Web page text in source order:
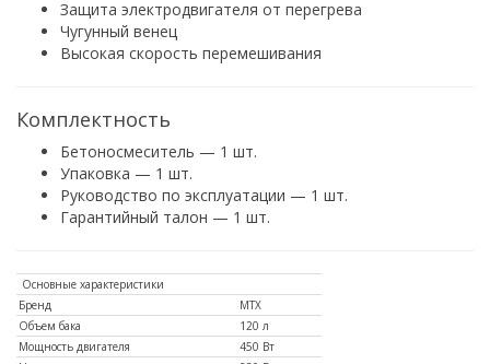
Защита электродвигателя от перегрева
Чугунный венец
Высокая скорость перемешивания
Комплектность
Бетоносмеситель — 1 шт.
Упаковка — 1 шт.
Руководство по эксплуатации — 1 шт.
Гарантийный талон — 1 шт.
Основные характеристики
Бренд
MTX
Объем бака
120 л
Мощность двигателя
450 Вт